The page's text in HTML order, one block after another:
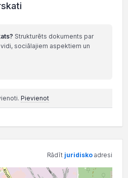
Strukturēts dokuments par
sociālajiem aspektiem un
Pievienot
Rādīt juridisko adresi